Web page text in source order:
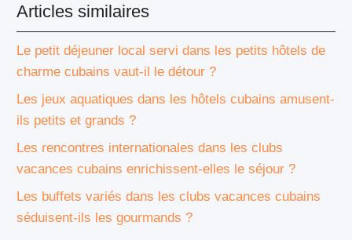
Articles similaires
Le petit déjeuner local servi dans les petits hôtels de
charme cubains vaut-il le détour ?
Les jeux aquatiques dans les hôtels cubains amusent-
ils petits et grands ?
Les rencontres internationales dans les clubs
vacances cubains enrichissent-elles le séjour ?
Les buffets variés dans les clubs vacances cubains
séduisent-ils les gourmands ?